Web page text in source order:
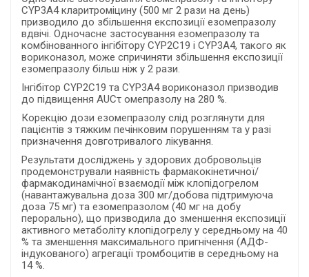
CYP3А4 кларитроміцину (500 мг 2 рази на день)
призводило до збільшення експозиції езомепразолу
вдвічі. Одночасне застосування езомепразолу та
комбінованного інгібітору CYP2С19 і CYP3А4, такого як
вориконазол, може спричиняти збільшення експозиції
езомепразолу більш ніж у 2 рази.
Інгібітор CYP2C19 та CYP3A4 вориконазол призводив
до підвищення AUCτ омепразолу на 280 %.
Корекцію дози езомепразолу слід розглянути для
пацієнтів з тяжким печінковим порушенням та у разі
призначення довготривалого лікування.
Результати досліджень у здорових добровольців
продемонстрували наявність фармакокінетичної/
фармакодинамічної взаємодії між клопідогрелом
(навантажувальна доза 300 мг/добова підтримуюча
доза 75 мг) та езомепразолом (40 мг на добу
перорально), що призводила до зменшення експозиції
активного метаболіту клопідогрелу у середньому на 40
% та зменшення максимального пригнічення (АДФ-
індукованого) агрегації тромбоцитів в середньому на
14 %.